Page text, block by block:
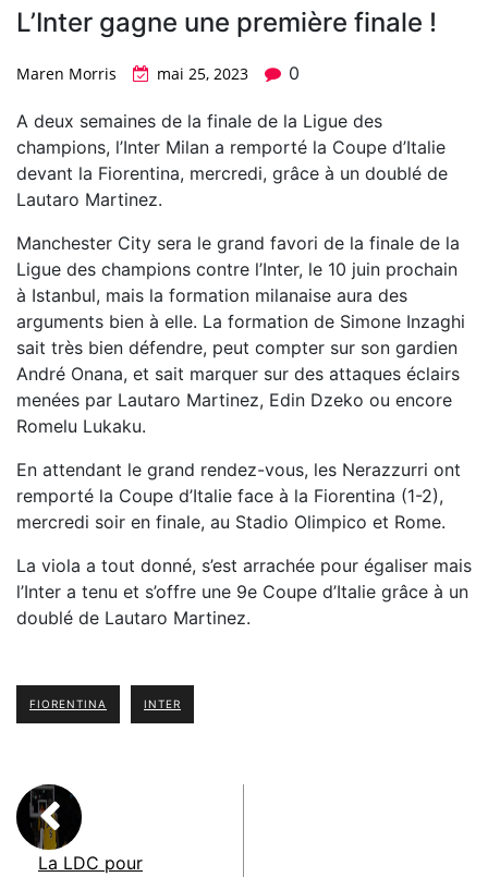
L’Inter gagne une première finale !
Maren Morris mai 25, 2023 0
A deux semaines de la finale de la Ligue des
champions, l’Inter Milan a remporté la Coupe d’Italie
devant la Fiorentina, mercredi, grâce à un doublé de
Lautaro Martinez.
Manchester City sera le grand favori de la finale de la
Ligue des champions contre l’Inter, le 10 juin prochain
à Istanbul, mais la formation milanaise aura des
arguments bien à elle. La formation de Simone Inzaghi
sait très bien défendre, peut compter sur son gardien
André Onana, et sait marquer sur des attaques éclairs
menées par Lautaro Martinez, Edin Dzeko ou encore
Romelu Lukaku.
En attendant le grand rendez-vous, les Nerazzurri ont
remporté la Coupe d’Italie face à la Fiorentina (1-2),
mercredi soir en finale, au Stadio Olimpico et Rome.
La viola a tout donné, s’est arrachée pour égaliser mais
l’Inter a tenu et s’offre une 9e Coupe d’Italie grâce à un
doublé de Lautaro Martinez.
FIORENTINA INTER
La LDC pour